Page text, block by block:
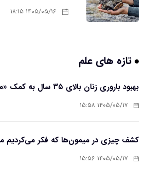
۱۴۰۵/۰۵/۱۶ ۱۸:۱۵
تازه های علم
بهبود باروری زنان بالای ۳۵ سال به کمک «مکمل‌های باکتریایی»
۱۴۰۵/۰۵/۱۷ ۱۵:۵۸
کشف چیزی در میمون‌ها که فکر
۱۴۰۵/۰۵/۱۷ ۱۵:۵۶